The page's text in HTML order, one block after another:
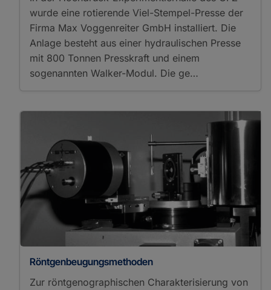
wurde eine rotierende Viel-Stempel-Presse der
Firma Max Voggenreiter GmbH installiert. Die
Anlage besteht aus einer hydraulischen Presse
mit 800 Tonnen Presskraft und einem
sogenannten Walker-Modul. Die ge…
Röntgenbeugungsmethoden
Zur röntgenographischen Charakterisierung von